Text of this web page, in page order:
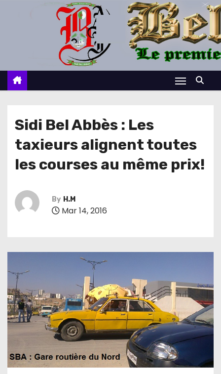
c
Sidi Bel Abbès : Les
taxieurs alignent toutes
les courses au même prix!
By H.M
Mar 14, 2016